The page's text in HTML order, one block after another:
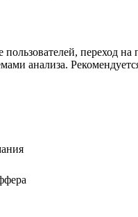
анализа.